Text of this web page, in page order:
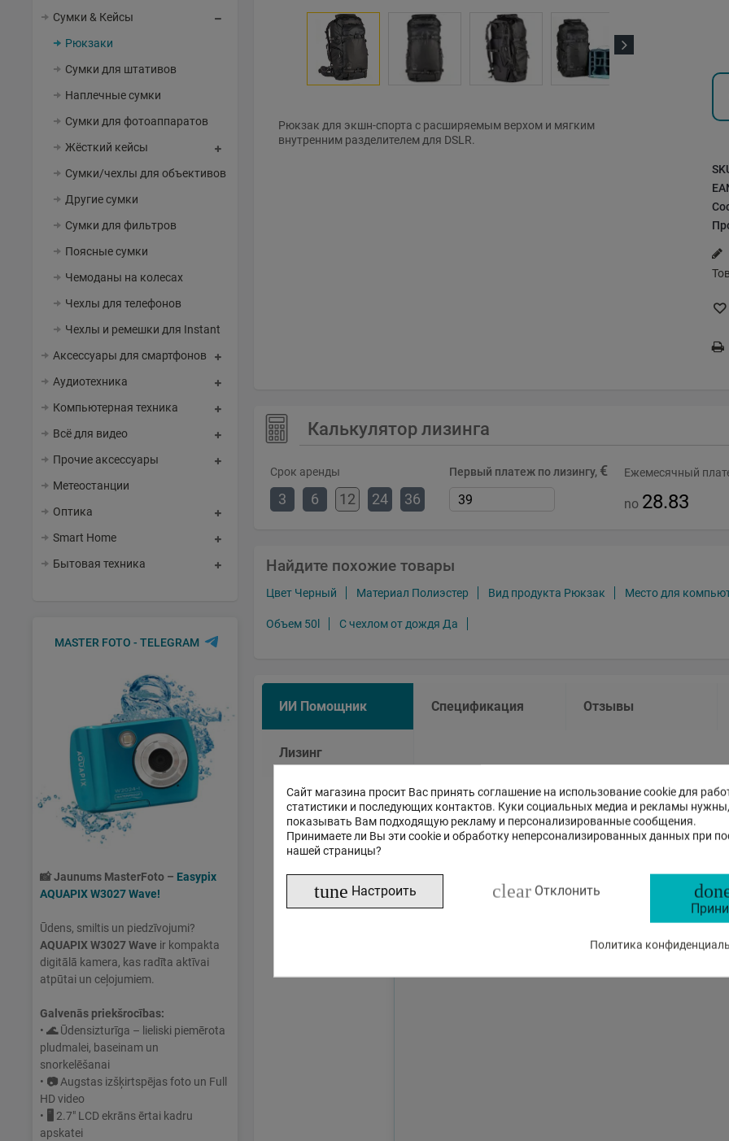
Сайт магазина просит Вас принять соглашение на использование cookie для
статистики и последующих контактов. Куки социальных медиа и рекламы
показывать Вам подходящую рекламу и персонализированные сообщения.
Принимаете ли Вы эти cookie и обработку неперсонализированных данных при
нашей страницы?
tune Настроить clear Отклонить
Политика
Сумки & Кейсы
Рюкзаки
Сумки для штативов
Наплечные сумки
Сумки для фотоаппаратов
Жёсткий кейсы
Сумки/чехлы для объективов
Другие сумки
Сумки для фильтров
Поясные сумки
Чемоданы на колесах
Чехлы для телефонов
Чехлы и ремешки для Instant
Аксессуары для смартфонов
Аудиотехника
Компьютерная техника
Всё для видео
Прочие аксессуары
Метеостанции
Оптика
Smart Home
Бытовая техника
MASTER FOTO - TELEGRAM
📸Jaunums MasterFoto – Easypix
AQUAPIX W3027 Wave!
Ūdens, smiltis un piedzīvojumi?
AQUAPIX W3027 Wave ir kompakta
digitālā kamera, kas radīta aktīvai
atpūtai un ceļojumiem.
Galvenās priekšrocības:
• 🌊Ūdensizturīga – lieliski piemērota
pludmalei, baseinam un
snorkelēšanai
• 📷 Augstas izšķirtspējas foto un Full
HD video
• 🖥 2.7" LCD ekrāns ērtai kadru
apskatei
Рюкзак для экшн-спорта с расширяемым верхом и мягким
внутренним разделителем для DSLR.
Калькулятор лизинга
Срок аренды
3 6 12 24 36
Первый платеж по лизингу, € Ежемесячный
no 28.83
Найдите похожие товары
Цвет Черный Материал Полиэстер Вид продукта Рюкзак Место для
Объем 50l С чехлом от дождя Да
ИИ Помощник Спецификация Отзывы
Лизинг
Помощник на основе искусственного
Это бета-версия нашего нового чата с ИИ помощником,
на стандартные, так и на сложные вопросы о товарах и